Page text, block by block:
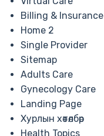
Billing & Insurance
Home 2
Single Provider
Sitemap
Adults Care
Gynecology Care
Landing Page
Хурлын хөтөлбөр
Health Topics